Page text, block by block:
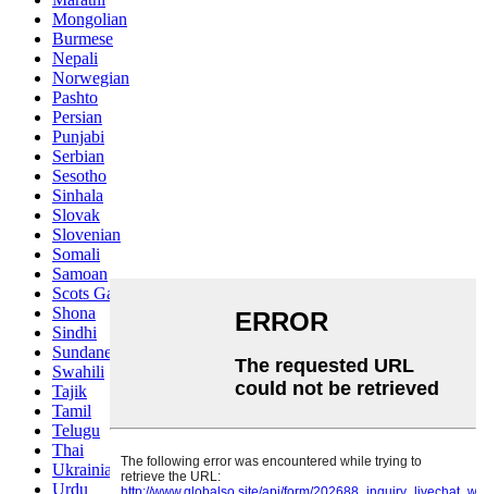
Mongolian
Burmese
Nepali
Norwegian
Pashto
Persian
Punjabi
Serbian
Sesotho
Sinhala
Slovak
Slovenian
Somali
Samoan
Scots Gaelic
Shona
Sindhi
Sundanese
Swahili
Tajik
Tamil
Telugu
Thai
Ukrainian
Urdu